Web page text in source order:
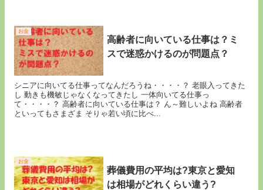
お金
高齢者に向いている仕事は？ミ
スで迷惑かけるのが問題点？
シニアに向いてる仕事ってなんだろうね・・・・？ 老眼入ってきた
し 動きも機敏じゃなくなってきたし 一体向いてる仕事っ
て・・・・？ 高齢者に向いている仕事は？ ん～難しいよね 高齢者
といってもさまざま そりゃ若い頃に比べ...
お金
葬儀費用の平均は?東京と愛知
は相場がどれくらい違う?